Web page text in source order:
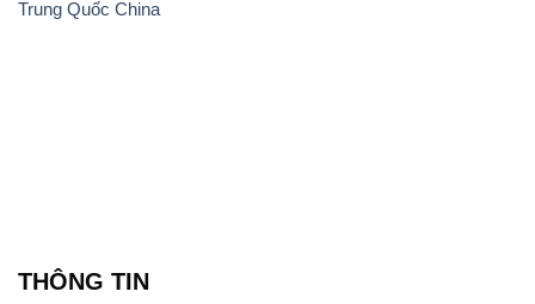
Chính sách và quy định chung